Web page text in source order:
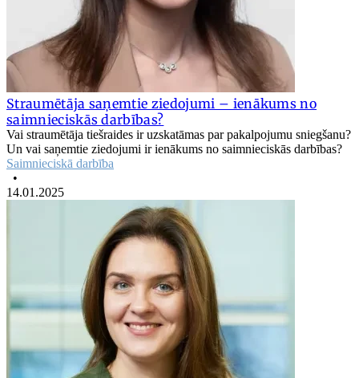
Straumētāja saņemtie ziedojumi – ienākums no
saimnieciskās darbības?
Vai straumētāja tiešraides ir uzskatāmas par pakalpojumu sniegšanu?
Un vai saņemtie ziedojumi ir ienākums no saimnieciskās darbības?
Saimnieciskā darbība
•
14.01.2025